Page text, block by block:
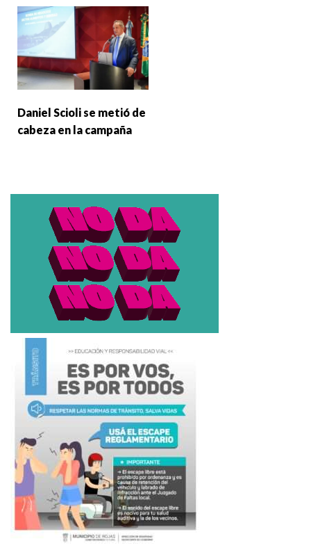
Daniel Scioli se metió de
cabeza en la campaña